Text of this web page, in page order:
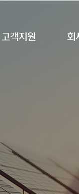
고객지원 회